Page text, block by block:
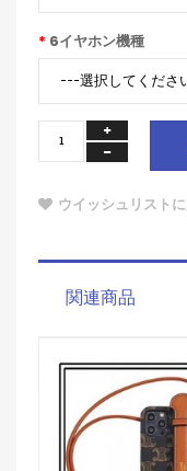
6イヤホン機種
ウイッシュリスト
関連商品